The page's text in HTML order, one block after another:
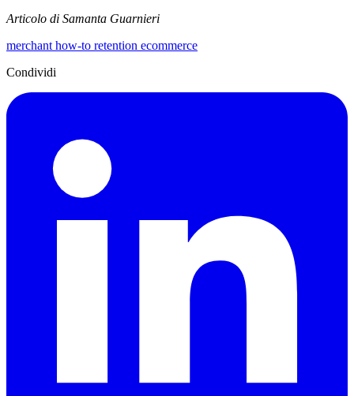
Articolo di Samanta Guarnieri
merchant how-to retention ecommerce
Condividi